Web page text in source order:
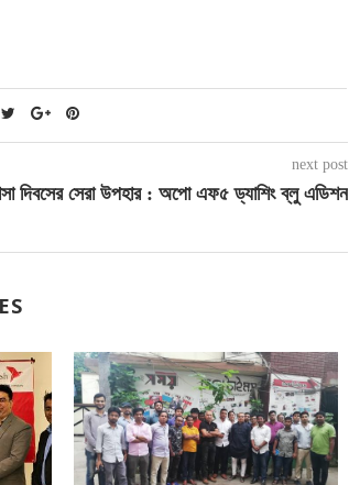
next post
দিবসের সেরা উপহার : অপো এফ৫ ড্যাশিং ব্লু এডিশন